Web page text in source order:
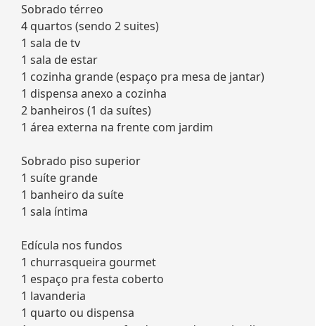
Sobrado térreo
4 quartos (sendo 2 suites)
1 sala de tv
1 sala de estar
1 cozinha grande (espaço pra mesa de jantar)
1 dispensa anexo a cozinha
2 banheiros (1 da suítes)
1 área externa na frente com jardim
Sobrado piso superior
1 suíte grande
1 banheiro da suíte
1 sala íntima
Edícula nos fundos
1 churrasqueira gourmet
1 espaço pra festa coberto
1 lavanderia
1 quarto ou dispensa